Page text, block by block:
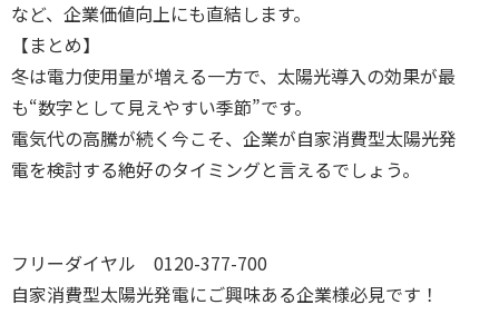
など、企業価値向上にも直結します。
【まとめ】
冬は電力使用量が増える一方で、太陽光導入の効果が最
も“数字として見えやすい季節”です。
電気代の高騰が続く今こそ、企業が自家消費型太陽光発
電を検討する絶好のタイミングと言えるでしょう。
フリーダイヤル 0120-377-700
自家消費型太陽光発電にご興味ある企業様必見です！